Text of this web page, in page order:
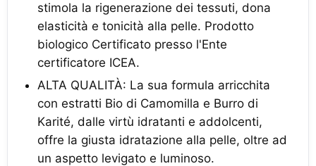
stimola la rigenerazione dei tessuti, dona
elasticità e tonicità alla pelle. Prodotto
biologico Certificato presso l'Ente
certificatore ICEA.
ALTA QUALITÀ: La sua formula arricchita
con estratti Bio di Camomilla e Burro di
Karité, dalle virtù idratanti e addolcenti,
offre la giusta idratazione alla pelle, oltre ad
un aspetto levigato e luminoso.